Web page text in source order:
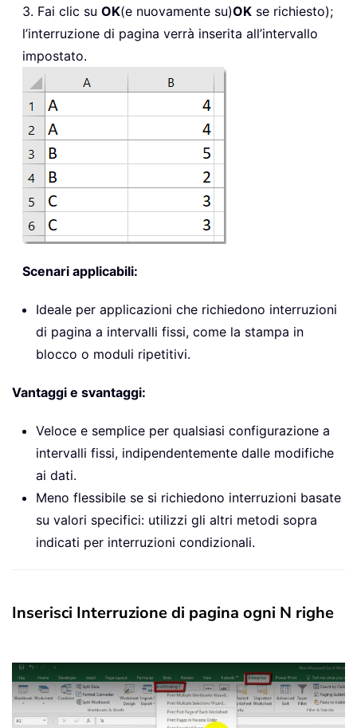
3. Fai clic su OK(e nuovamente su)OK se richiesto);
l’interruzione di pagina verrà inserita all’intervallo
impostato.
Scenari applicabili:
Ideale per applicazioni che richiedono interruzioni
di pagina a intervalli fissi, come la stampa in
blocco o moduli ripetitivi.
Vantaggi e svantaggi:
Veloce e semplice per qualsiasi configurazione a
intervalli fissi, indipendentemente dalle modifiche
ai dati.
Meno flessibile se si richiedono interruzioni basate
su valori specifici: utilizzi gli altri metodi sopra
indicati per interruzioni condizionali.
Inserisci Interruzione di pagina ogni N righe